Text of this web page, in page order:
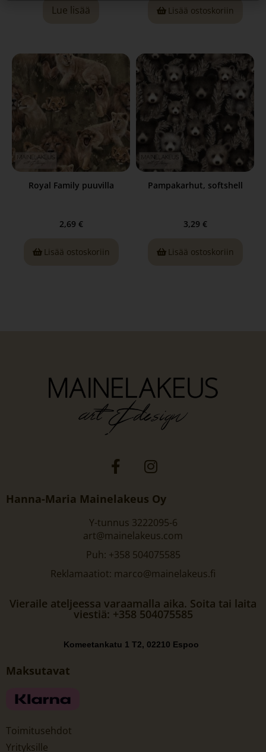
Lue lisää Lisää ostoskoriin
Royal Family puuvilla
2,69 €
Lisää ostoskoriin
Pampakarhut, softshell
3,29 €
Lisää ostoskoriin
Hanna-Maria Mainelakeus Oy
Y-tunnus 3222095-6
art@mainelakeus.com
Puh: +358 504075585
Reklamaatiot: marco@mainelakeus.fi
Vieraile ateljeessa varaamalla aika. Soita tai laita
viestiä: +358 504075585
Komeetankatu 1 T2, 02210 Espoo
Maksutavat
Toimitusehdot
Yrityksille